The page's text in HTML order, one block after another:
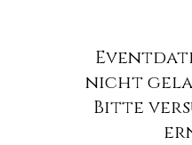
nicht
Bitte